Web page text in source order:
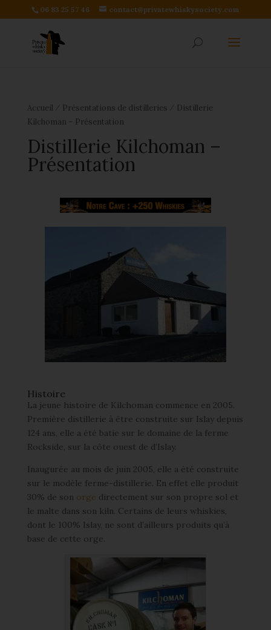
06 83 25 57 46 contact@privatewhiskysociety.com
Accueil Présentations de distilleries
Distillerie
Kilchoman – Présentation
Distillerie Kilchoman –
Présentation
Histoire
La jeune histoire de Kilchoman commence en 2005.
Première distillerie à être construite sur Islay depuis
124 ans, elle a été batie sur le domaine de la ferme
Rockside, sur la côte ouest de d’Islay.
Inaugurée au mois de juin 2005, elle a été construite
sur le modèle ferme-distillerie. En effet elle produit
30% de son orge directement sur son propre sol et
le malte dans son kiln. Certains de leurs whiskies,
dont le 100% Islay, ne sont d’ailleurs produits qu’à
base de cette orge.